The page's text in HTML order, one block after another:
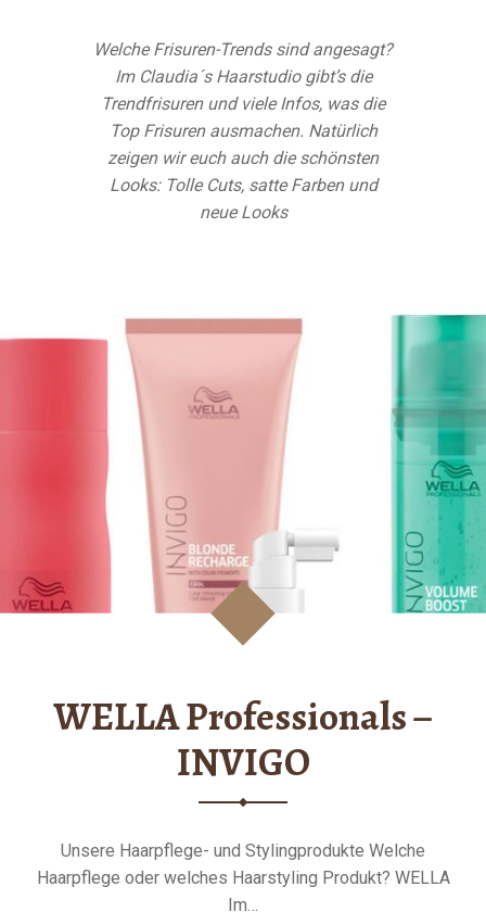
Welche Frisuren-Trends sind angesagt?
Im Claudia´s Haarstudio gibt’s die
Trendfrisuren und viele Infos, was die
Top Frisuren ausmachen. Natürlich
zeigen wir euch auch die schönsten
Looks: Tolle Cuts, satte Farben und
neue Looks
WELLA Professionals –
INVIGO
Unsere Haarpflege- und Stylingprodukte Welche
Haarpflege oder welches Haarstyling Produkt? WELLA
Im…